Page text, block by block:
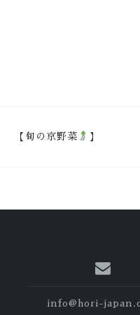
【旬の京野菜 】
info@hori-